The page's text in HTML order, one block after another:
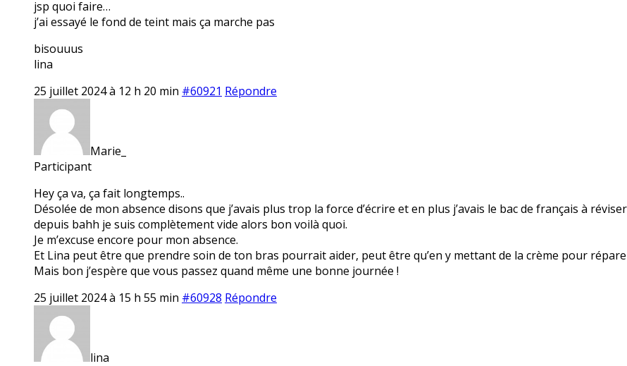
jsp quoi faire…
j’ai essayé le fond de teint mais ça marche pas
bisouuus
lina
25 juillet 2024 à 12 h 20 min #60921 Répondre
Marie_
Participant
Hey ça va, ça fait longtemps..
Désolée de mon absence disons que j’avais plus trop la force d’écrire et en plus j’avais le bac de français à
depuis bahh je suis complètement vide alors bon voilà quoi.
Je m’excuse encore pour mon absence.
Et Lina peut être que prendre soin de ton bras pourrait aider, peut être qu’en y mettant de la crème pour
Mais bon j’espère que vous passez quand même une bonne journée !
25 juillet 2024 à 15 h 55 min #60928 Répondre
lina